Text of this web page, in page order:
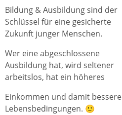
Bildung & Ausbildung sind der
Schlüssel für eine gesicherte
Zukunft junger Menschen.
Wer eine abgeschlossene
Ausbildung hat, wird seltener
arbeitslos, hat ein höheres
Einkommen und damit bessere
Lebensbedingungen. 🙂